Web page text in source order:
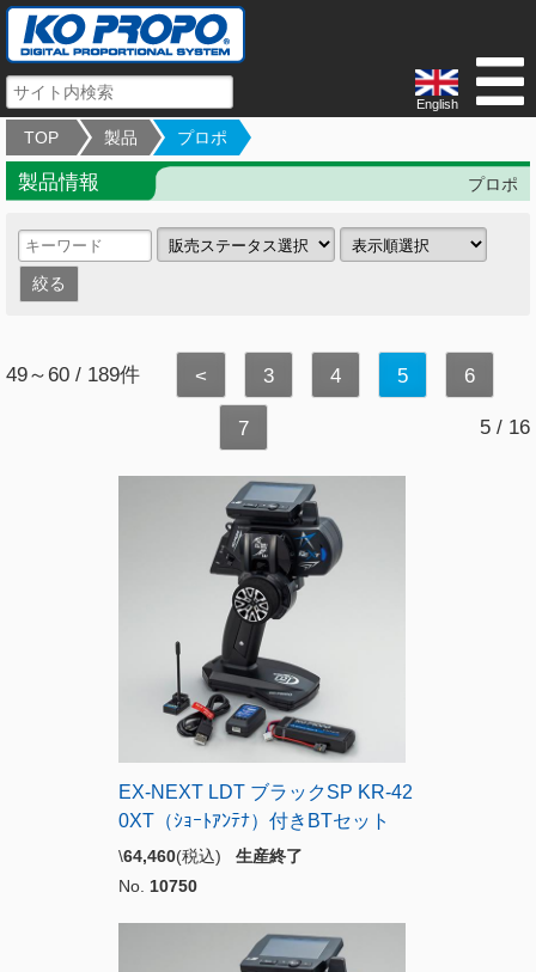
English
TOP 製品 プロポ
製品情報 プロポ
49～60 / 189件 < 3 4 5 6
7 5 / 16
EX-NEXT LDT ブラックSP KR-42
0XT（ｼｮｰﾄｱﾝﾃﾅ）付きBTセット
\64,460(税込) 生産終了
No. 10750